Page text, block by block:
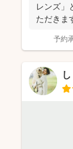
レンズ」
ただきま
予約